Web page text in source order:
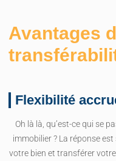
Avantages
Flexibilité
Oh là là, qu’est-ce qui se
immobilier ? La réponse
votre bien et transférer